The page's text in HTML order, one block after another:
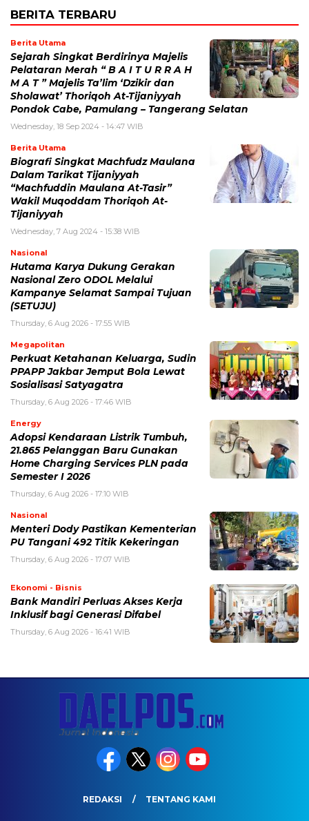
BERITA TERBARU
Berita Utama
Sejarah Singkat Berdirinya Majelis
Pelataran Merah “ B A I T U R R A H
M A T ” Majelis Ta’lim ‘Dzikir dan
Sholawat’ Thoriqoh At-Tijaniyyah
Pondok Cabe, Pamulang – Tangerang Selatan
Wednesday, 18 Sep 2024 - 14:47 WIB
Berita Utama
Biografi Singkat Machfudz Maulana
Dalam Tarikat Tijaniyyah
“Machfuddin Maulana At-Tasir”
Wakil Muqoddam Thoriqoh At-
Tijaniyyah
Wednesday, 7 Aug 2024 - 15:38 WIB
Nasional
Hutama Karya Dukung Gerakan
Nasional Zero ODOL Melalui
Kampanye Selamat Sampai Tujuan
(SETUJU)
Thursday, 6 Aug 2026 - 17:55 WIB
Megapolitan
Perkuat Ketahanan Keluarga, Sudin
PPAPP Jakbar Jemput Bola Lewat
Sosialisasi Satyagatra
Thursday, 6 Aug 2026 - 17:46 WIB
Energy
Adopsi Kendaraan Listrik Tumbuh,
21.865 Pelanggan Baru Gunakan
Home Charging Services PLN pada
Semester I 2026
Thursday, 6 Aug 2026 - 17:10 WIB
Nasional
Menteri Dody Pastikan Kementerian
PU Tangani 492 Titik Kekeringan
Thursday, 6 Aug 2026 - 17:07 WIB
Ekonomi - Bisnis
Bank Mandiri Perluas Akses Kerja
Inklusif bagi Generasi Difabel
Thursday, 6 Aug 2026 - 16:41 WIB
REDAKSI TENTANG KAMI